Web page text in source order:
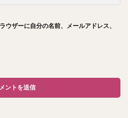
ウザーに自分の名前、メールアドレス、